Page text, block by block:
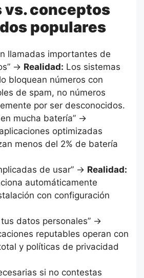
vs. conceptos
populares
llamadas importantes de
→ Realidad: Los sistemas
bloquean números con
de spam, no números
por ser desconocidos.
mucha batería” →
optimizadas
menos del 2% de batería
de usar” → Realidad:
automáticamente
con configuración
tus datos personales” →
reputables operan con
y políticas de privacidad
si no contestas